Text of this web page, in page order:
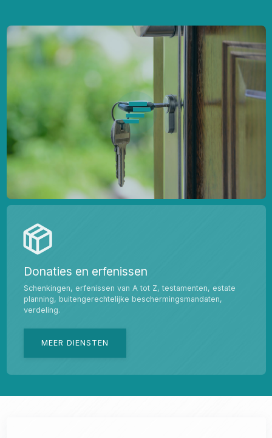
Donaties en erfenissen
Schenkingen, erfenissen van A tot Z, testamenten, estate
planning, buitengerechtelijke beschermingsmandaten,
verdeling.
MEER DIENSTEN